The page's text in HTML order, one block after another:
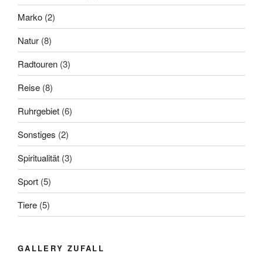
Marko (2)
Natur (8)
Radtouren (3)
Reise (8)
Ruhrgebiet (6)
Sonstiges (2)
Spiritualität (3)
Sport (5)
Tiere (5)
GALLERY ZUFALL